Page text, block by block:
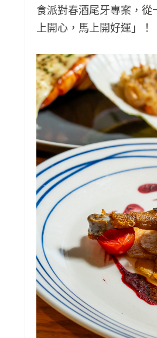
食派對春酒尾牙專案，
上開心，馬上開好運」！